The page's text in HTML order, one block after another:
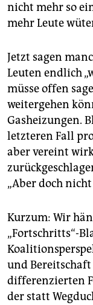
nicht mehr so
mehr Leute
Jetzt sagen
Leuten endlich
müsse offen
weitergehen
Gasheizungen.
letzteren Fall
aber vereint
„Aber doch nicht
Kurzum: Wir
„Fortschritts“-
und
differenzierten
der statt